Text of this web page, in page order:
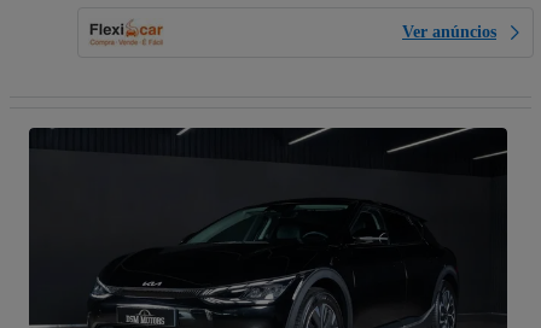
Ver anúncios